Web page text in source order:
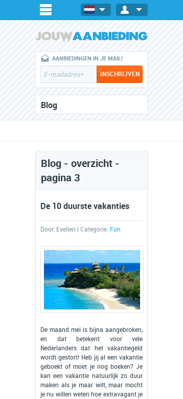
AANBIEDINGEN IN JE MAIL!
Blog
Blog - overzicht -
pagina 3
De 10 duurste vakanties
Door: Evelien | Categorie: Fun
De maand mei is bijna aangebroken,
en dat betekent voor vele
Nederlanders dat het vakantiegeld
wordt gestort! Heb jij al een vakantie
geboekt of moet je nog boeken? Je
kan een vakantie natuurlijk zo duur
maken als je maar wilt, maar mocht
je nu willen weten hoe extravagant je